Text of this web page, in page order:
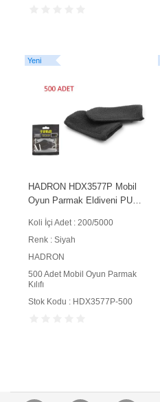
Yeni
HADRON HDX3577P Mobil
Oyun Parmak Eldiveni PUBG
Ekran Uyumlu 500 Adet
Siyah
Koli İçi Adet : 200/5000
Renk : Siyah
HADRON
500 Adet Mobil Oyun Parmak
Kılıfı
Stok Kodu : HDX3577P-500